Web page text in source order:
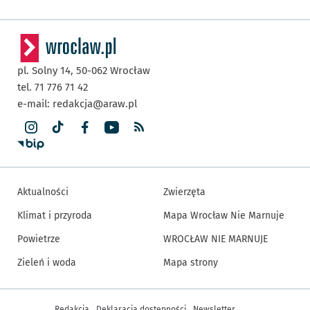
pl. Solny 14, 50-062 Wrocław
tel. 71 776 71 42
e-mail: redakcja@araw.pl
Aktualności
Klimat i przyroda
Powietrze
Zieleń i woda
Zwierzęta
Mapa Wrocław Nie Marnuje
WROCŁAW NIE MARNUJE
Mapa strony
Inne informacje